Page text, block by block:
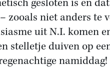
gesloten is en
zooals niet anders te
uit N.I. komen
stelletje duiven op
namiddag!